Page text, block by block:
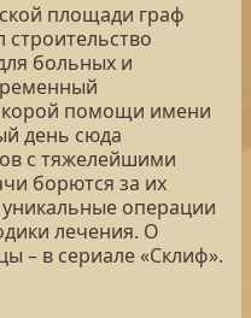
площади граф
больных и
помощи имени
день сюда
с тяжелейшими
борются за их
операции
лечения. О
– в сериале «Склиф».